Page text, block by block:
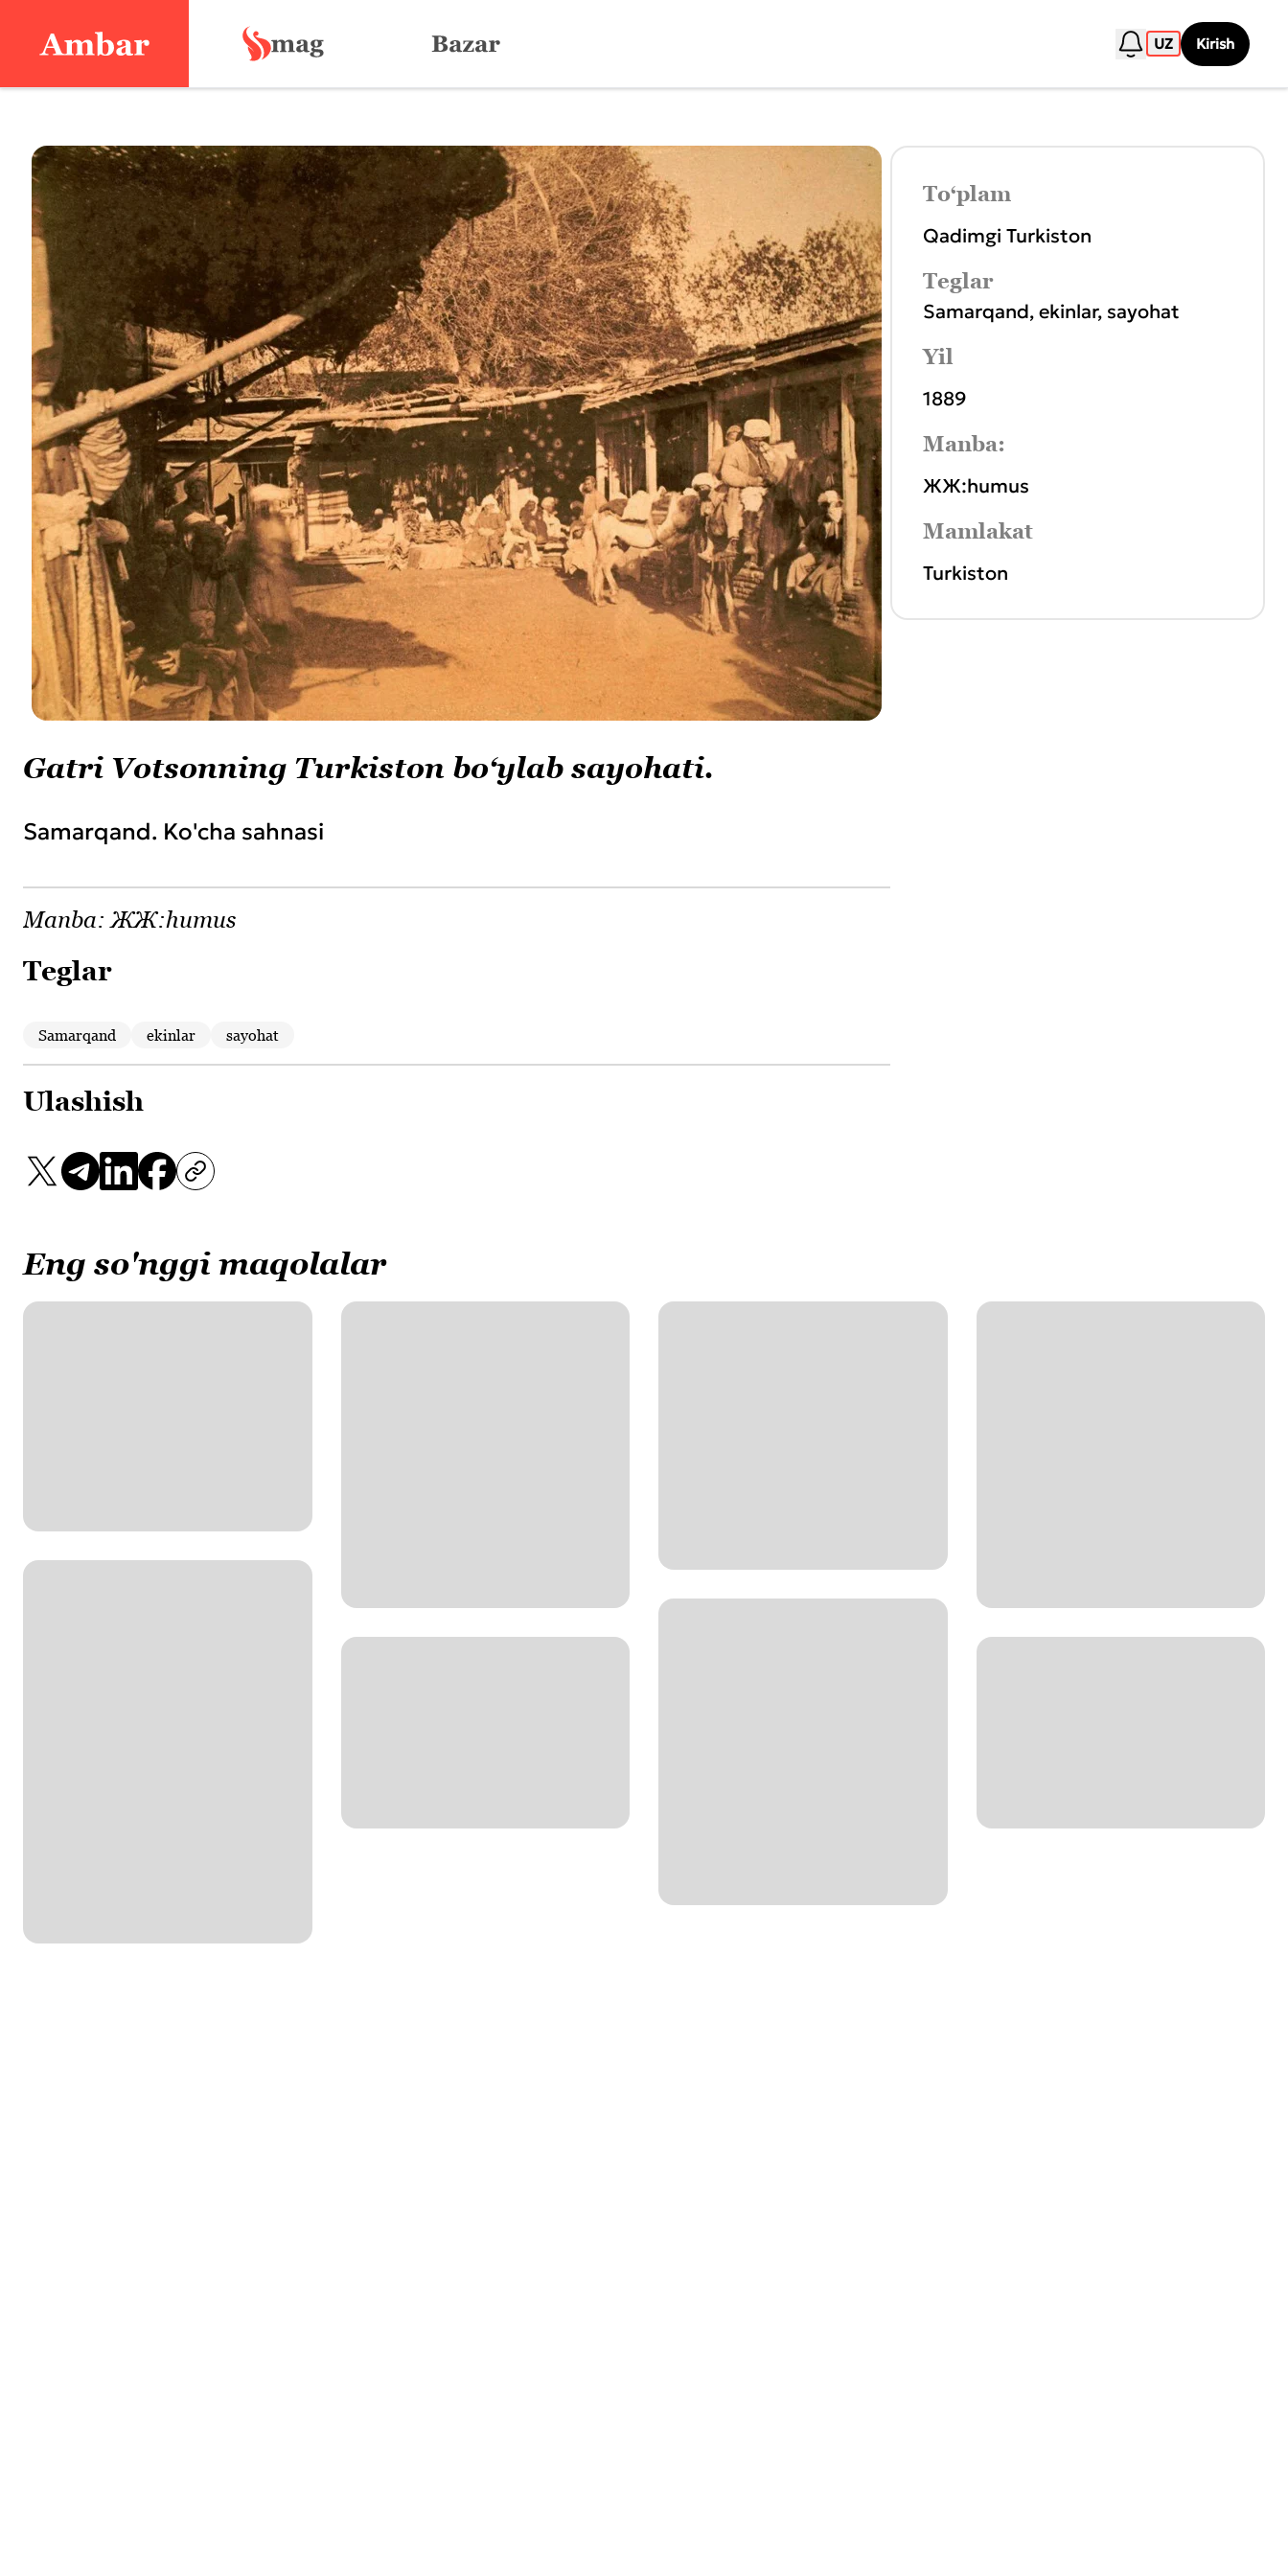
UZ Kirish
Gatri Votsonning Turkiston boʻylab sayohati.
Samarqand. Ko'cha sahnasi
Manba: ЖЖ:humus
Teglar
Samarqand ekinlar sayohat
Ulashish
To‘plam
Qadimgi Turkiston
Teglar
Samarqand,ekinlar, sayohat
Yil
1889
Manba:
ЖЖ:humus
Mamlakat
Turkiston
Eng so'nggi maqolalar